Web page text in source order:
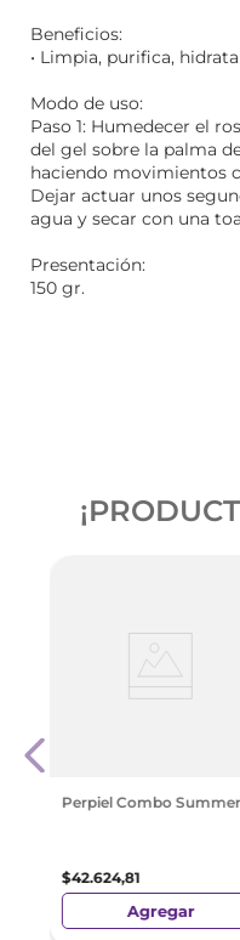
Beneficios:
• Limpia, purifica,
Modo de uso:
Paso 1: Humedecer el
del gel sobre la palma
haciendo movimientos
Dejar actuar unos
agua y secar con una
Presentación:
150 gr.
Perpiel Combo Summer
$42.624,81
Agregar